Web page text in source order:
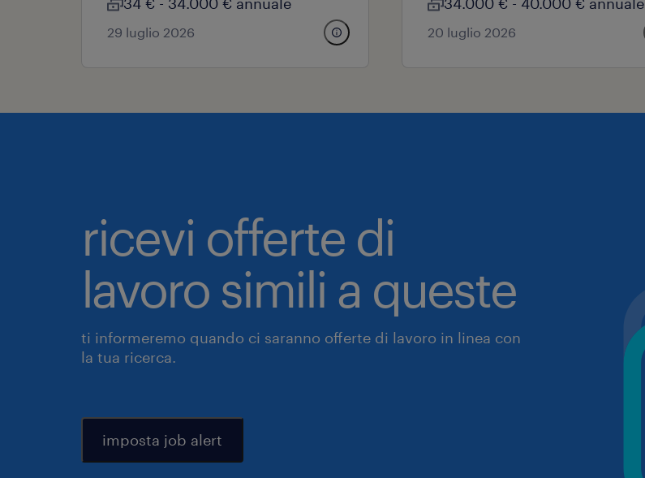
29 luglio 2026 20 luglio 2026
ricevi offerte di
lavoro simili a queste
ti informeremo quando ci saranno offerte di lavoro in linea con
la tua ricerca.
imposta job alert